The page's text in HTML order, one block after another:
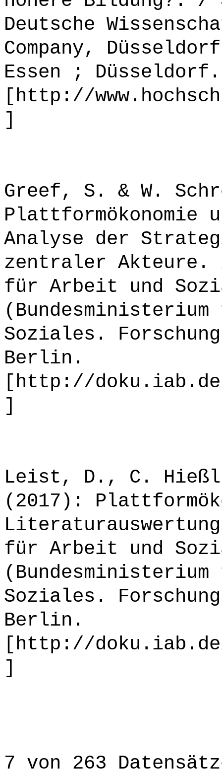
Deutsche
Company,
Essen ; Düsseldorf.
[http://
]
Greef, S. & W.
Plattformökonomie
Analyse der
zentraler Akteure.
für Arbeit und
Soziales.
Berlin.
[http://
]
Leist, D., C. Hießl
(2017):
für Arbeit und
Soziales.
Berlin.
[http://
]
7 von 263